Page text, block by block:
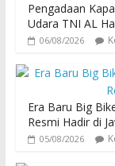
Pengadaan
Udara TNI AL
06/08/2026
Era Baru Big
Resmi Hadir di
05/08/2026